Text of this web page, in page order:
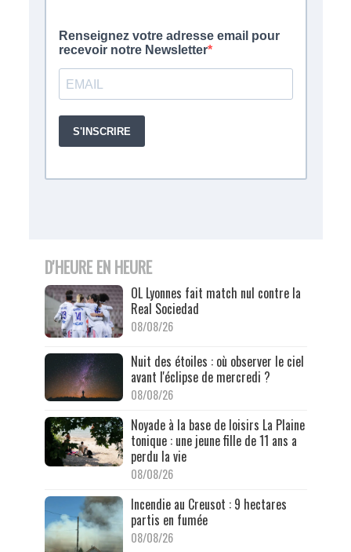
D'HEURE EN HEURE
OL Lyonnes fait match nul contre la
Real Sociedad
08/08/26
Nuit des étoiles : où observer le ciel
avant l'éclipse de mercredi ?
08/08/26
Noyade à la base de loisirs La Plaine
tonique : une jeune fille de 11 ans a
perdu la vie
08/08/26
Incendie au Creusot : 9 hectares
partis en fumée
08/08/26